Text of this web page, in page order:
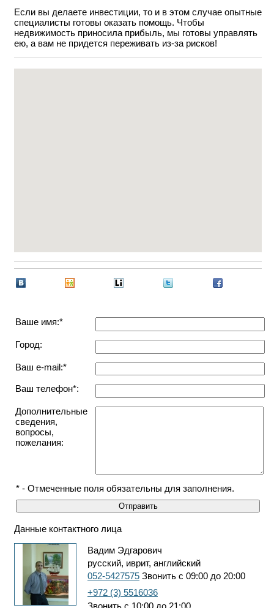
Если вы делаете инвестиции, то и в этом случае опытные
специалисты готовы оказать помощь. Чтобы
недвижимость приносила прибыль, мы готовы управлять
ею, а вам не придется переживать из-за рисков!
Ваше имя:*
Город:
Ваш e-mail:*
Ваш телефон*:
Дополнительные
сведения,
вопросы,
пожелания:
* - Отмеченные поля обязательны для заполнения.
Данные контактного лица
Вадим Эдгарович
русский, иврит, английский
052-5427575 Звонить с 09:00 до 20:00
+972 (3) 5516036
Звонить с 10:00 до 21:00